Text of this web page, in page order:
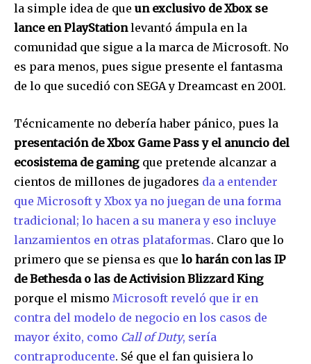
la simple idea de que un exclusivo de Xbox se
lance en PlayStationlevantó ámpula en la
comunidad que sigue a la marca de Microsoft. No
es para menos, pues sigue presente el fantasma
de lo que sucedió con SEGA y Dreamcast en 2001.
Técnicamente no debería haber pánico, pues la
presentación de Xbox Game Pass y el anuncio del
ecosistema de gaming que pretende alcanzar a
cientos de millones de jugadores da a entender
que Microsoft y Xbox ya no juegan de una forma
tradicional; lo hacen a su manera y eso incluye
lanzamientos en otras plataformas. Claro que lo
primero que se piensa es que lo harán con las IP
de Bethesda o las de Activision Blizzard King
porque el mismo Microsoft reveló que ir en
contra del modelo de negocio en los casos de
mayor éxito, como Call of Duty, sería
contraproducente. Sé que el fan quisiera lo